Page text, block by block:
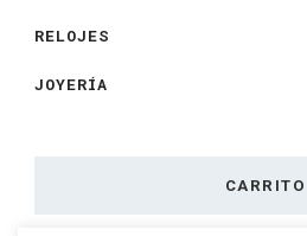
RELOJES
JOYERÍA
CARRITO